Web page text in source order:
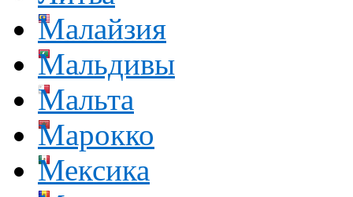
Малайзия
Мальдивы
Мальта
Марокко
Мексика